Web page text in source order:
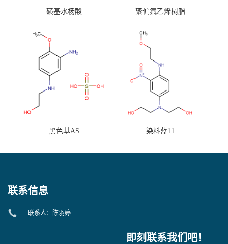
磺基水杨酸 聚偏氟乙烯树脂
黑色基AS 染料蓝11
联系信息
联系人：陈羽婷
即刻联系我们吧！